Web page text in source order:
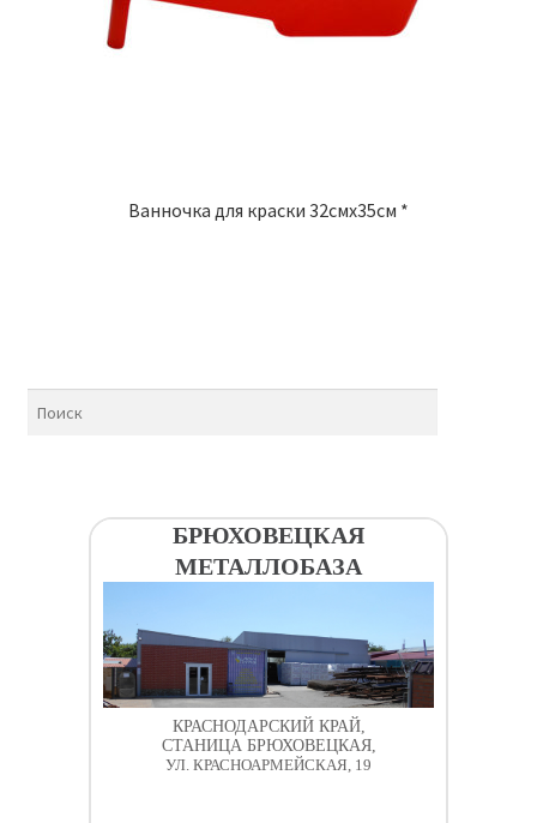
Ванночка для краски 32смх35см *
БРЮХОВЕЦКАЯ
МЕТАЛЛОБАЗА
КРАСНОДАРСКИЙ КРАЙ,
СТАНИЦА БРЮХОВЕЦКАЯ,
УЛ. КРАСНОАРМЕЙСКАЯ, 19